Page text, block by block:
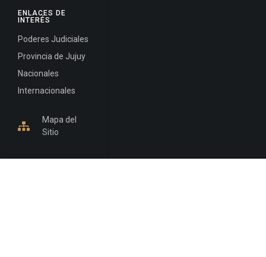
ENLACES DE
INTERÉS
Poderes Judiciales
Provincia de Jujuy
Nacionales
Internacionales
Mapa del
Sitio